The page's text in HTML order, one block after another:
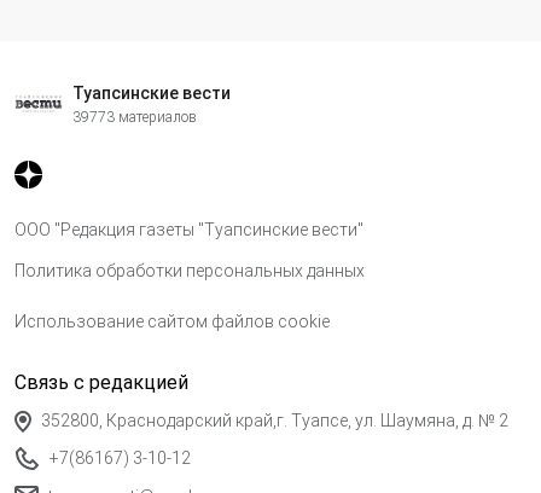
Туапсинские вести
39773 материалов
ООО "Редакция газеты "Туапсинские вести"
Политика обработки персональных данных
Использование сайтом файлов cookie
Связь с редакцией
352800, Краснодарский край,г. Туапсе, ул. Шаумяна, д. № 2
+7(86167) 3-10-12